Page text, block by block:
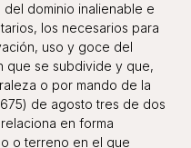
dominio inalienable e
los necesarios para
uso y goce del
que se subdivide y que,
o por mando de la
de agosto tres de dos
en forma
o terreno en el que